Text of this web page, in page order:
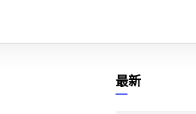
最新